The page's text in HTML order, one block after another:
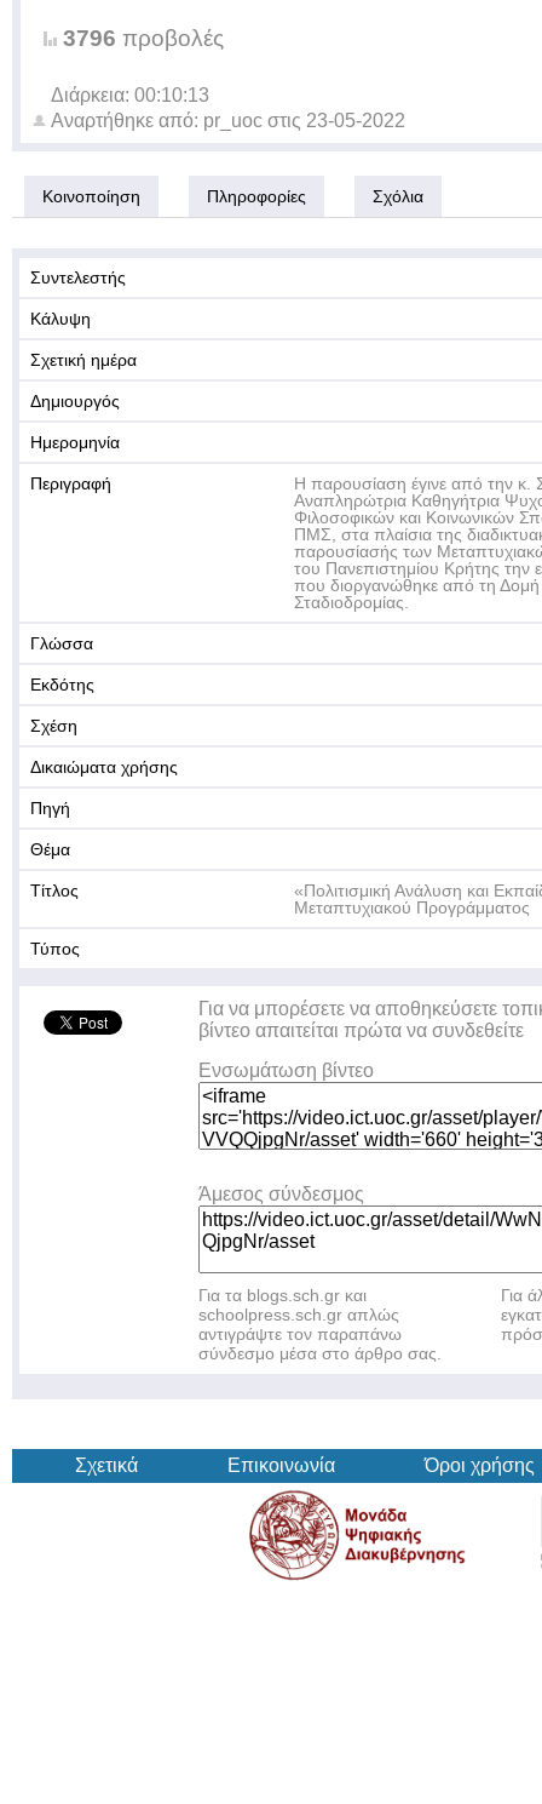
3796 προβολές
Διάρκεια: 00:10:13
Αναρτήθηκε από: pr_uoc στις 23-05-2022
Κοινοποίηση Πληροφορίες Σχόλια
Συντελεστής
Κάλυψη
Σχετική ημέρα
Δημιουργός
Ημερομηνία
Περιγραφή
Η παρουσίαση έγινε από την κ.
Αναπληρώτρια Καθηγήτρια
Φιλοσοφικών και Κοινωνικών
ΠΜΣ, στα πλαίσια της
παρουσίασής των
του Πανεπιστημίου Κρήτης
που διοργανώθηκε από τη Δομή
Σταδιοδρομίας.
Γλώσσα
Εκδότης
Σχέση
Δικαιώματα χρήσης
Πηγή
Θέμα
Τίτλος
«Πολιτισμική Ανάλυση και
Μεταπτυχιακού Προγράμματος
Τύπος
Για να μπορέσετε να αποθηκεύσετε
βίντεο απαιτείται πρώτα να συνδεθείτε
Ενσωμάτωση βίντεο
Άμεσος σύνδεσμος
Για τα blogs.sch.gr και
schoolpress.sch.gr απλώς
αντιγράψτε τον παραπάνω
σύνδεσμο μέσα στο άρθρο σας.
Για
Σχετικά Επικοινωνία Όροι χρήσης